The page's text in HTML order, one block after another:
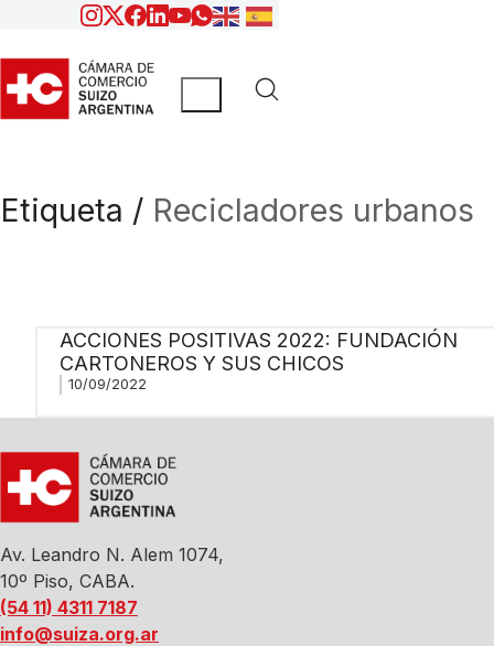
Etiqueta / Recicladores urbanos
ACCIONES POSITIVAS 2022: FUNDACIÓN
CARTONEROS Y SUS CHICOS
10/09/2022
Av. Leandro N. Alem 1074,
10º Piso, CABA.
(54 11) 4311 7187
info@suiza.org.ar